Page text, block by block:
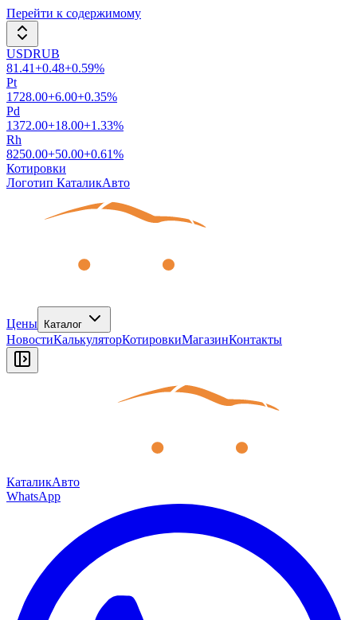
Перейти к содержимому
USDRUB
81.41+0.48+0.59%
Pt
1728.00+6.00+0.35%
Pd
1372.00+18.00+1.33%
Rh
8250.00+50.00+0.61%
Котировки
Логотип КаталикАвто
Цены Каталог
НовостиКалькуляторКотировкиМагазинКонтакты
КаталикАвто
WhatsApp